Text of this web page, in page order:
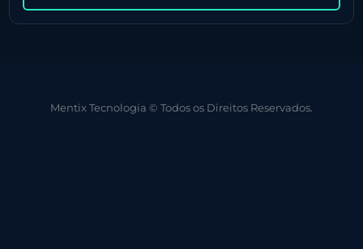
Mentix Tecnologia © Todos os Direitos Reservados.